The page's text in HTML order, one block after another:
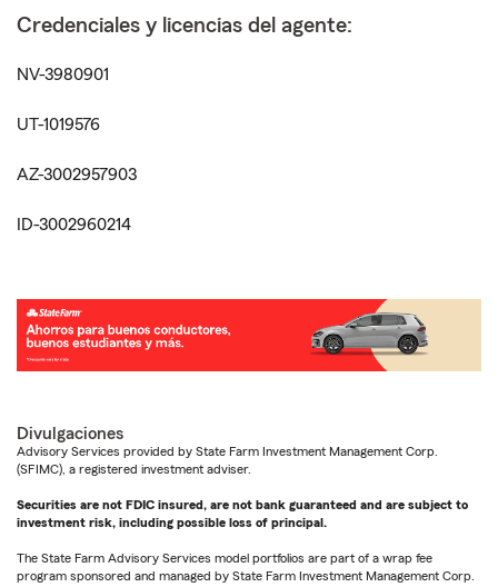
Credenciales y licencias del agente:
NV-3980901
UT-1019576
AZ-3002957903
ID-3002960214
Divulgaciones
Advisory Services provided by State Farm Investment Management Corp.
(SFIMC), a registered investment adviser.
Securities are not FDIC insured, are not bank guaranteed and are subject to
investment risk, including possible loss of principal.
The State Farm Advisory Services model portfolios are part of a wrap fee
program sponsored and managed by State Farm Investment Management Corp.